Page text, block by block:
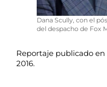
Dana Scully, con el
del despacho de Fox
Reportaje publicado en
2016.